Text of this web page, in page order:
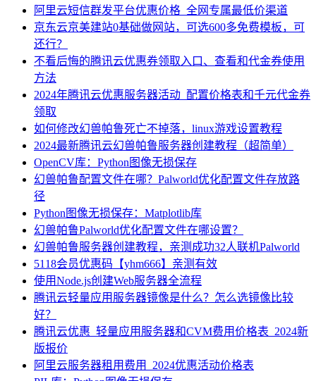
阿里云短信群发平台优惠价格_全网专属最低价渠道
京东云京美建站0基础做网站，可选600多免费模板，可
还行？
不看后悔的腾讯云优惠券领取入口、查看和代金券使用
方法
2024年腾讯云优惠服务器活动_配置价格表和千元代金券
领取
如何修改幻兽帕鲁死亡不掉落，linux游戏设置教程
2024最新腾讯云幻兽帕鲁服务器创建教程（超简单）
OpenCV库：Python图像无损保存
幻兽帕鲁配置文件在哪？Palworld优化配置文件存放路
径
Python图像无损保存：Matplotlib库
幻兽帕鲁Palworld优化配置文件在哪设置？
幻兽帕鲁服务器创建教程，亲测成功32人联机Palworld
5118会员优惠码【yhm666】亲测有效
使用Node.js创建Web服务器全流程
腾讯云轻量应用服务器镜像是什么？怎么选镜像比较
好？
腾讯云优惠_轻量应用服务器和CVM费用价格表_2024新
版报价
阿里云服务器租用费用_2024优惠活动价格表